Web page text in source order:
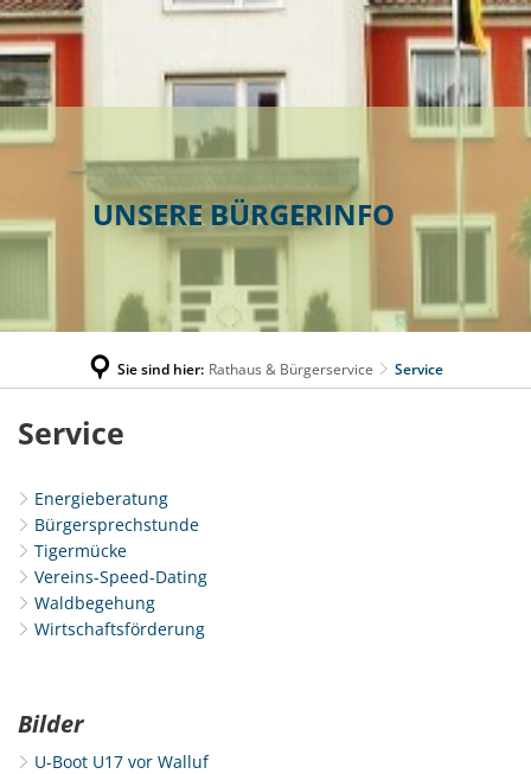
UNSERE BÜRGERINFO
Sie sind hier: Rathaus & Bürgerservice Service
Service
Service
Energieberatung
Bürgersprechstunde
Tigermücke
Vereins-Speed-Dating
Waldbegehung
Wirtschaftsförderung
Bilder
U-Boot U17 vor Walluf